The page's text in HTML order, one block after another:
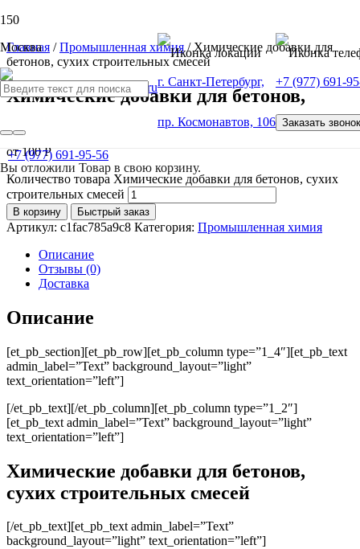
Москва
г. Санкт-Петербург,
пр. Космонавтов, 106
+7 (977) 691-
Заказать звонок
Вы отложили Товар в свою корзину.
+7 (977) 691-95-56
Главная /Промышленная химия / Химические добавки для
бетонов, сухих строительных смесей
Химические добавки для бетонов,
сухих строительных смесей
от100Р
Количество товара Химические добавки для бетонов, сухих
строительных смесей
В корзину Быстрый заказ
Артикул: c1fac785a9c8 Категория: Промышленная химия
Описание
Отзывы (0)
Доставка
Описание
[et_pb_section][et_pb_row][et_pb_column type=”1_4″][et_pb_text
admin_label=”Text” background_layout=”light”
text_orientation=”left”]
[/et_pb_text][/et_pb_column][et_pb_column type=”1_2″]
[et_pb_text admin_label=”Text” background_layout=”light”
text_orientation=”left”]
Химические добавки для бетонов,
сухих строительных смесей
[/et_pb_text][et_pb_text admin_label=”Text”
background_layout=”light” text_orientation=”left”]